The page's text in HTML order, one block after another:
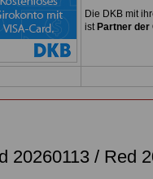
Die DKB mit
ist Partner der
20260113 / Red